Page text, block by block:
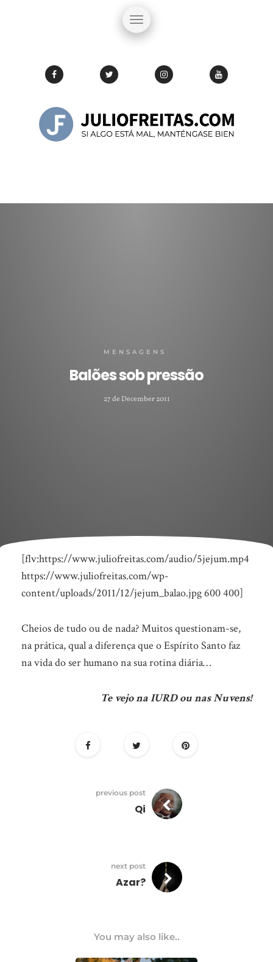
MENSAGENS
Balões sob pressão
27 de December 2011
Balões
sob
pressão
[flv:https://www.juliofreitas.com/audio/5jejum.mp4
https://www.juliofreitas.com/wp-
content/uploads/2011/12/jejum_balao.jpg 600 400]
Cheios de tudo ou de nada? Muitos questionam-se,
na prática, qual a diferença que o Espírito Santo faz
na vida do ser humano na sua rotina diária…
Te vejo na IURD ou nas Nuvens!
previous post
Qi
next post
Azar?
You may also like..